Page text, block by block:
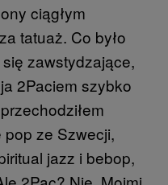
ciągłym
tatuaż. Co było
zawstydzające,
2Paciem szybko
ze Szwecji,
jazz i bebop,